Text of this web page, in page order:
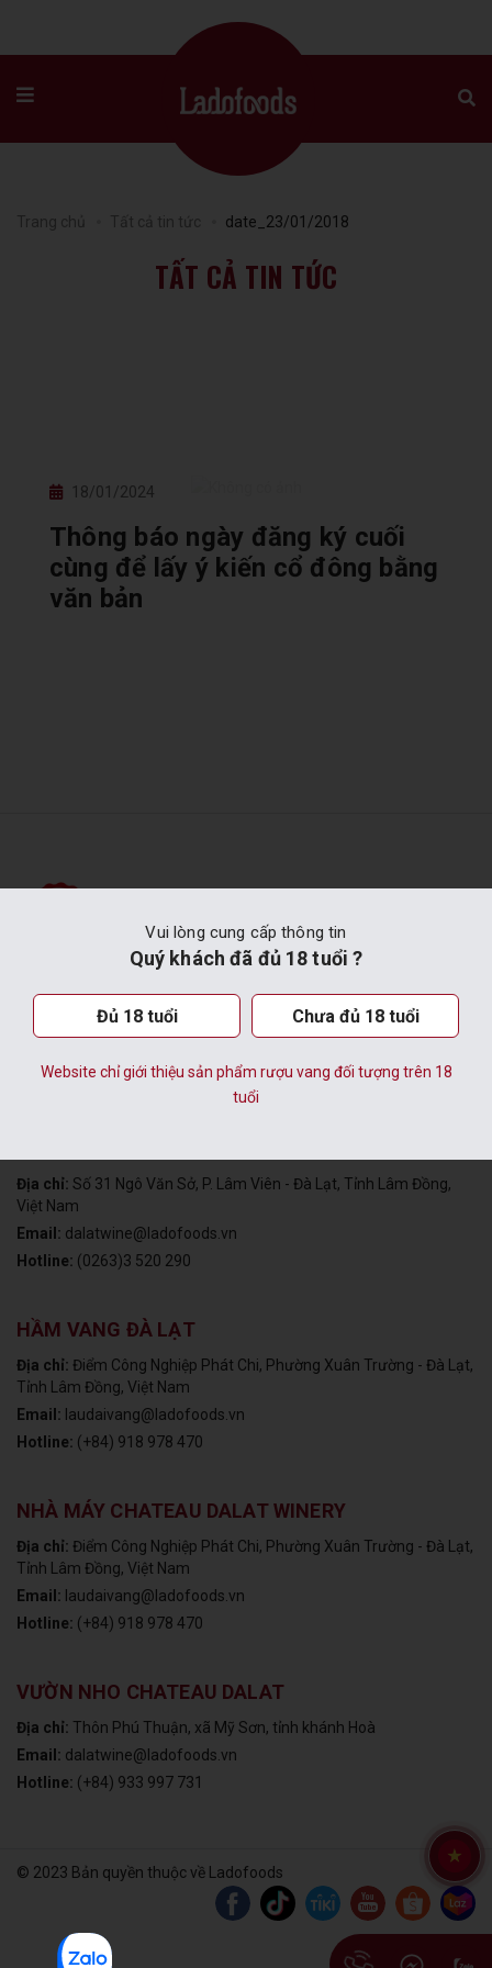
Trang chủ Tất cả tin tức date_23/01/2018
TẤT CẢ TIN TỨC
18/01/2024
Thông báo ngày đăng ký cuối
cùng để lấy ý kiến cổ đông bằng
văn bản
CÔNG TY CỔ PHẦN THỰC PHẨM
LÂM ĐỒNG
Địa chỉ: Số 31 Ngô Văn Sở, P. Lâm Viên - Đà Lạt, Tỉnh Lâm Đồng,
Việt Nam
Email: dalatwine@ladofoods.vn
Hotline: (0263)3 520 290
HẦM VANG ĐÀ LẠT
Địa chỉ: Điểm Công Nghiệp Phát Chi, Phường Xuân Trường - Đà Lạt,
Tỉnh Lâm Đồng, Việt Nam
Email: laudaivang@ladofoods.vn
Hotline: (+84) 918 978 470
NHÀ MÁY CHATEAU DALAT WINERY
Địa chỉ: Điểm Công Nghiệp Phát Chi, Phường Xuân Trường - Đà Lạt,
Tỉnh Lâm Đồng, Việt Nam
Email: laudaivang@ladofoods.vn
Hotline: (+84) 918 978 470
VƯỜN NHO CHATEAU DALAT
Địa chỉ: Thôn Phú Thuận, xã Mỹ Sơn, tỉnh khánh Hoà
Email: dalatwine@ladofoods.vn
Hotline: (+84) 933 997 731
© 2023 Bản quyền thuộc về Ladofoods
Vui lòng cung cấp thông tin
Quý khách đã đủ 18 tuổi ?
Đủ 18 tuổi Chưa đủ 18 tuổi
Website chỉ giới thiệu sản phẩm rượu vang đối tượng trên 18
tuổi